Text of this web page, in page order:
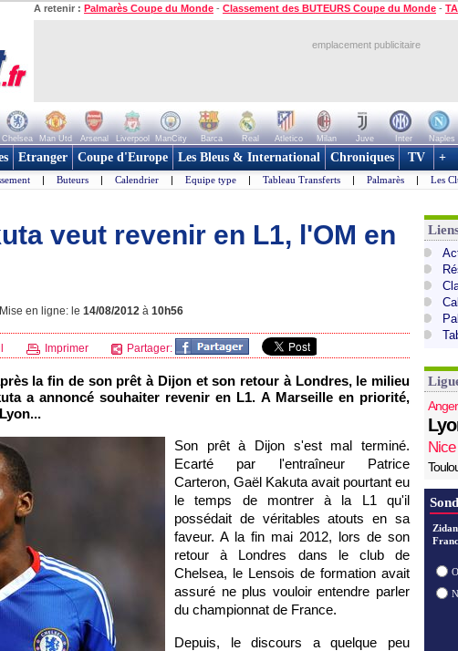
A retenir : Palmarès Coupe du Monde - Classement des BUTEURS Coupe du Monde -
emplacement publicitaire
Chelsea Man Utd Arsenal Liverpool ManCity Barca Real Atletico Milan Juve Inter Naples
Etranger Coupe d'Europe Les Bleus & International Chroniques TV +
| Buteurs | Calendrier | Equipe type | Tableau Transferts | Palmarès | Les
veut revenir en L1, l'OM en
en ligne: le 14/08/2012 à 10h56
Imprimer Partager:
la fin de son prêt à Dijon et son retour à Londres, le milieu
a annoncé souhaiter revenir en L1. A Marseilleen priorité,
Lyon...
Son prêt à Dijon s'est mal terminé.
Ecarté par l'entraîneur Patrice
Carteron, Gaël Kakuta avait pourtant eu
le temps de montrer à la L1 qu'il
possédait de véritables atouts en sa
faveur. A la fin mai 2012, lors de son
retour à Londres dans le club de
Chelsea, le Lensois de formation avait
assuré ne plus vouloir entendre parler
du championnat de France.
Depuis, le discours a quelque peu
Nice